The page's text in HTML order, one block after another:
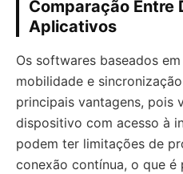
Comparação Entre
Aplicativos
Os softwares baseados
mobilidade e
principais vantagens, pois
dispositivo com acesso à
podem ter limitações de
conexão contínua, o que é